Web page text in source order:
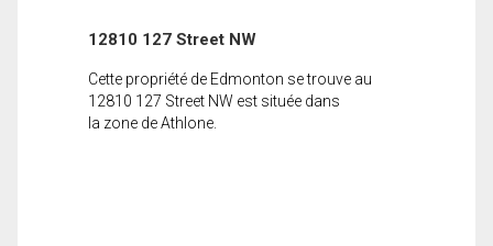
12810 127 Street NW
Cette propriété de Edmonton se trouve au
12810 127 Street NW est située dans
la zone de Athlone.